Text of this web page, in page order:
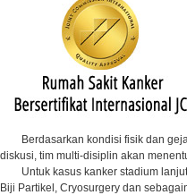
Berdasarkan kondisi fisik dan
diskusi, tim multi-disiplin akan
Untuk kasus kanker stadium lanjut
Biji Partikel, Cryosurgery dan